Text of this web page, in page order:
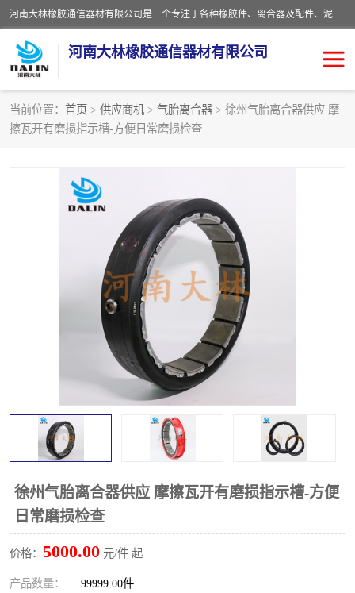
河南大林橡胶通信器材有限公司是一个专注于各种橡胶件、离合器及配件、泥浆泵及配件等产品设计制造和加工的企业。产品应用于矿山、冶金、石油、钢铁、化工、水泥、船舶、造纸、通用机械等各种大功率机械传动或制动装置。
河南大林橡胶通信器材有限公司
当前位置： 首页 > 供应商机 > 气胎离合器 > 徐州气胎离合器供应 摩
擦瓦开有磨损指示槽-方便日常磨损检查
徐州气胎离合器供应 摩擦瓦开有磨损指示槽-方便
日常磨损检查
价格： 5000.00 元/件 起
产品数量： 99999.00件
推盘离合器 通风离合器
VC离合器
PO隔膜离合器 气胎离合器
泥浆泵空气包胶囊 气动元件
DY隔膜式离合器 CB离合器
实芯轮胎
联轴器
橡胶件 液力端配件